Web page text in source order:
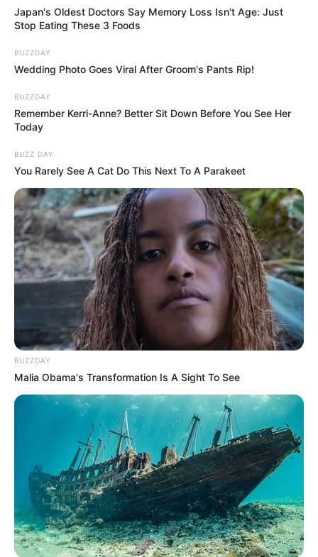
Japan's Oldest Doctors Say Memory Loss Isn't Age: Just
Stop Eating These 3 Foods
BUZZDAY
Wedding Photo Goes Viral After Groom's Pants Rip!
BUZZDAY
Remember Kerri-Anne? Better Sit Down Before You See Her
Today
BUZZ DAY
You Rarely See A Cat Do This Next To A Parakeet
BUZZDAY
Malia Obama's Transformation Is A Sight To See